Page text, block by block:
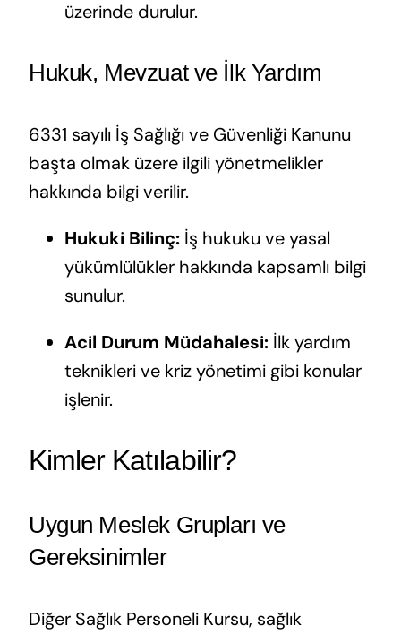
üzerinde durulur.
Hukuk, Mevzuat ve İlk Yardım
6331 sayılı İş Sağlığı ve Güvenliği Kanunu
başta olmak üzere ilgili yönetmelikler
hakkında bilgi verilir.
Hukuki Bilinç:İş hukuku ve yasal
yükümlülükler hakkında kapsamlı bilgi
sunulur.
Acil Durum Müdahalesi:İlk yardım
teknikleri ve kriz yönetimi gibi konular
işlenir.
Kimler Katılabilir?
Uygun Meslek Grupları ve
Gereksinimler
Diğer Sağlık Personeli Kursu, sağlık